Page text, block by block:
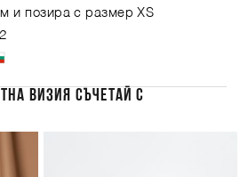
и позира с размер XS
ВИЗИЯ СЪЧЕТАЙ С